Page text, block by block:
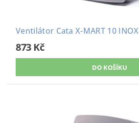
Ventilátor Cata X-MART 10 INOX
873 Kč